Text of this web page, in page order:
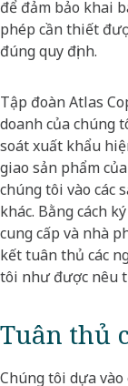
để đảm bảo khai
phép cần thiết
đúng quy định.
Tập đoàn Atlas
doanh của chúng
soát xuất khẩu
giao sản phẩm
chúng tôi vào các
khác. Bằng cách
cung cấp và nhà
kết tuân thủ các
tôi như được nêu
Tuân thủ
Chúng tôi dựa